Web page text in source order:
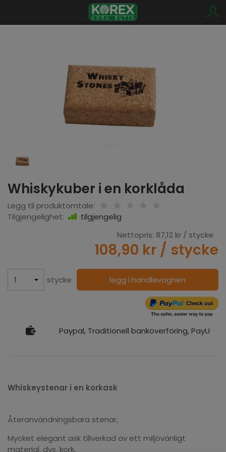
Whiskykuber i en korklåda
Legg til produktomtale:
Tilgjengelighet:
tilgjengelig
Nettopris: 87,12 kr / stycke
108,90 kr / stycke
stycke legg i handlevognen
Paypal, Traditionell banköverföring, PayU
Whiskeystenar i en korkask
Återanvändningsbara stenar,
Mycket elegant ask tillverkad av ett miljövänligt
material, dvs. kork,